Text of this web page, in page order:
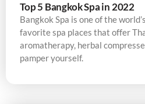
Top 5 Bangkok Spa in 2022
Bangkok Spa is one of the
favorite spa places that offer
aromatherapy, herbal
pamper yourself.